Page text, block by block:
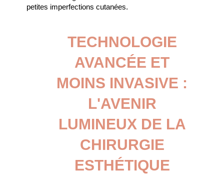
petites imperfections cutanées.
TECHNOLOGIE
AVANCÉE ET
MOINS INVASIVE :
L'AVENIR
LUMINEUX DE LA
CHIRURGIE
ESTHÉTIQUE